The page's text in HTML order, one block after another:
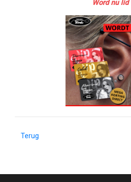
Word nu lid
Terug